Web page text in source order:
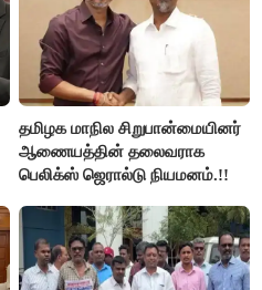
தமிழக மாநில சிறுபான்மையினர்
ஆணையத்தின் தலைவராக
பெலிக்ஸ் ஜெரால்டு நியமனம்.!!